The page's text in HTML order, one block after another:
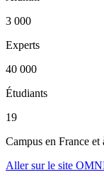
3 000
Experts
40 000
Étudiants
19
Campus en France et
Aller sur le site